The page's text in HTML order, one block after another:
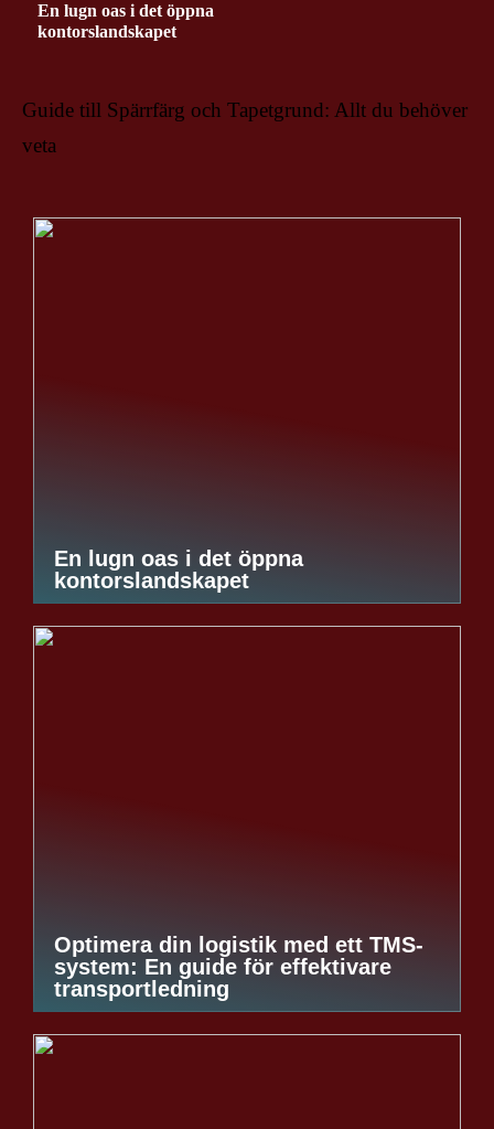
En lugn oas i det öppna
kontorslandskapet
Guide till Spärrfärg och Tapetgrund: Allt du behöver
veta
En lugn oas i det öppna
kontorslandskapet
Optimera din logistik med ett TMS-
system: En guide för effektivare
transportledning